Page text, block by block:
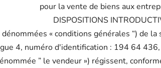
pour la vente de biens aux
DISPOSITIONS
« conditions générales “) de
4, numéro d'identification : 194 64
” le vendeur ») régissent,